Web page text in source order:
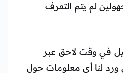
لم يتم التعرف
في وقت لاحق عبر
لنا أي معلومات حول